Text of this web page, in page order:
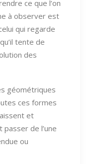
ce que l’on
à observer est
qui regarde
tente de
des
géométriques
ces formes
et
de l’une
ou